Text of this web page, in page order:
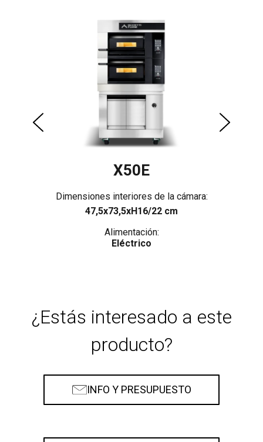
X50E
Dimensiones interiores de la cámara:
47,5x73,5xH16/22 cm
Alimentación:
Eléctrico
¿Estás interesado a este
producto?
INFO Y PRESUPUESTO